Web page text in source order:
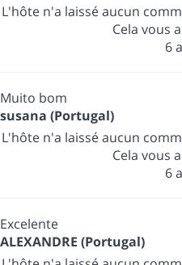
L'hôte n'a laissé aucun
Cela vous
6
Muito bom
susana (Portugal)
L'hôte n'a laissé aucun
Cela vous
6
Excelente
ALEXANDRE (Portugal)